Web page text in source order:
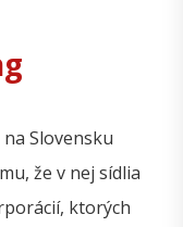
Slovensku
že v nej sídlia
ktorých